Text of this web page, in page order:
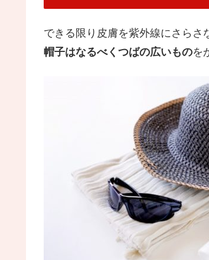
できる限り皮膚を紫外線にさらさ
帽子はなるべくつばの広いものを